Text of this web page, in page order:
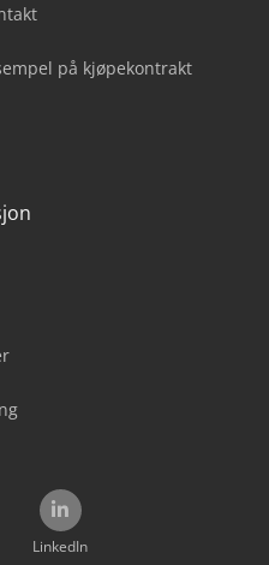
på kjøpekontrakt
LinkedIn